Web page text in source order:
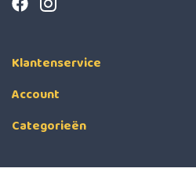
Klantenservice
Account
Categorieën